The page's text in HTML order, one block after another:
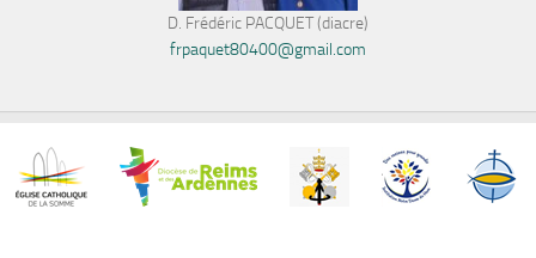
D. Frédéric PACQUET (diacre)
frpaquet80400@gmail.com